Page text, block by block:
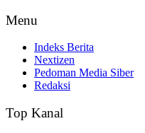
Menu
Indeks Berita
Nextizen
Pedoman Media Siber
Redaksi
Top Kanal